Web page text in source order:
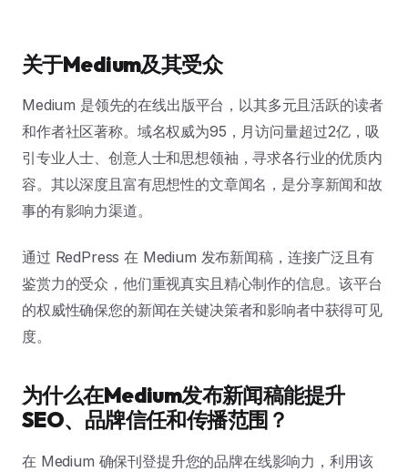
关于Medium及其受众
Medium 是领先的在线出版平台，以其多元且活跃的读者
和作者社区著称。域名权威为95，月访问量超过2亿，吸
引专业人士、创意人士和思想领袖，寻求各行业的优质内
容。其以深度且富有思想性的文章闻名，是分享新闻和故
事的有影响力渠道。
通过 RedPress 在 Medium 发布新闻稿，连接广泛且有
鉴赏力的受众，他们重视真实且精心制作的信息。该平台
的权威性确保您的新闻在关键决策者和影响者中获得可见
度。
为什么在Medium发布新闻稿能提升
SEO、品牌信任和传播范围？
在 Medium 确保刊登提升您的品牌在线影响力，利用该